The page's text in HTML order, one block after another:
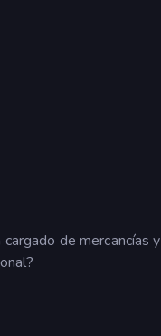
cargado de mercancías y